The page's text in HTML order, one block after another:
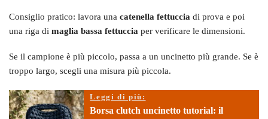
Consiglio pratico: lavora una catenella fettuccia di prova e poi
una riga di maglia bassa fettuccia per verificare le dimensioni.
Se il campione è più piccolo, passa a un uncinetto più grande. Se è
troppo largo, scegli una misura più piccola.
Leggi di più:
Borsa clutch uncinetto tutorial: il